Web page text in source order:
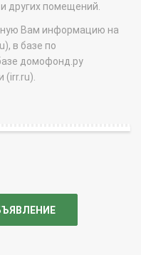
других помещений.
Вам информацию на
в базе по
домофонд.ру
(irr.ru).